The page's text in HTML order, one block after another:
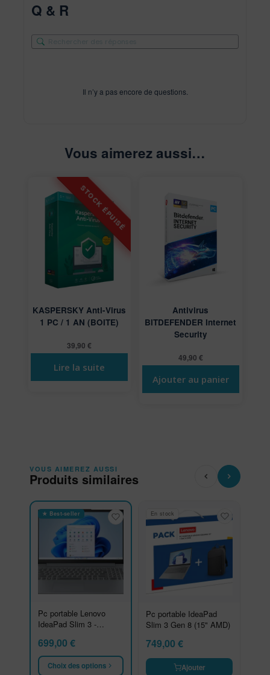
Q & R
Il n’y a pas encore de questions.
Vous aimerez aussi…
KASPERSKY Anti-Virus
1 PC / 1 AN (BOITE)
39,90€
Lire la suite
Antivirus
BITDEFENDER Internet
Security
49,90 €
Ajouter au panier
VOUS AIMEREZ AUSSI
Produits similaires
★ Best-seller
Pc portable Lenovo
IdeaPad Slim 3 -
699,00 €
Choix des options
En stock
Pc portable IdeaPad
Slim 3 Gen 8 (15" AMD)
749,00 €
Ajouter